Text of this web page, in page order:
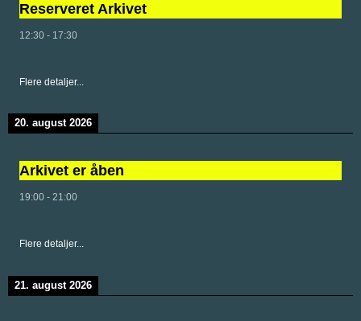
Reserveret Arkivet
12:30 - 17:30
Flere detaljer...
20. august 2026
Arkivet er åben
19:00 - 21:00
Flere detaljer...
21. august 2026